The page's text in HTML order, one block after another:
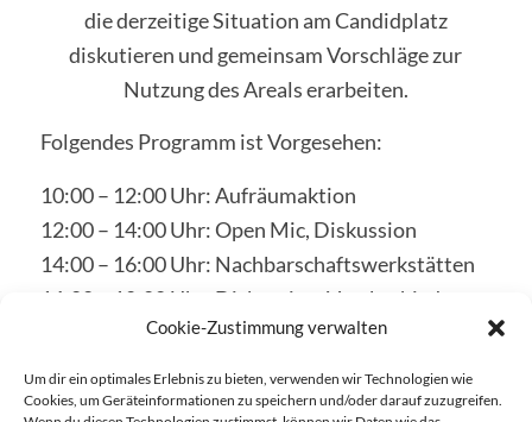
Cookie-Zustimmung verwalten
Um dir ein optimales Erlebnis zu bieten, verwenden wir Technologien wie
Cookies, um Geräteinformationen zu speichern und/oder darauf zuzugreifen.
die derzeitige Situation am Candidplatz
diskutieren und gemeinsam Vorschläge zur
Nutzung des Areals erarbeiten.
Folgendes Programm ist Vorgesehen:
10:00 – 12:00 Uhr: Aufräumaktion
12:00 – 14:00 Uhr: Open Mic, Diskussion
14:00 – 16:00 Uhr: Nachbarschaftswerkstätten
16:00 – 18:00 Uhr: Diskussion, Verabschiedung
gemeinsamer Resolutionen
Schlagworte:Candidplatz,Nachbarschaftstreffen,